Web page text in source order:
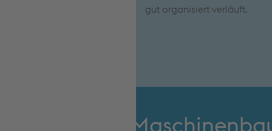
gut organisiert verläuft.